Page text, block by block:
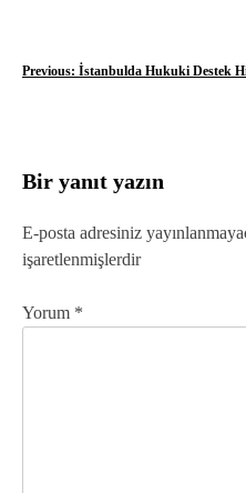
Y
ı
g
e
z
Previous: İstanbulda Hukuki Destek
Bir yanıt yazın
E-posta adresiniz
işaretlenmişlerdir
Yorum *